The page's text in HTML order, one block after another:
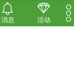
消息 活动